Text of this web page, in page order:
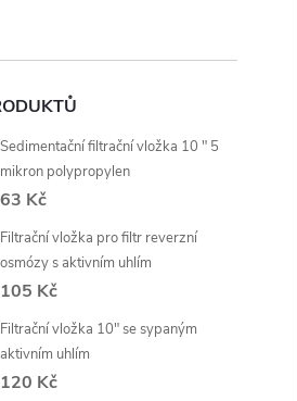
Sedimentační filtrační vložka 10 " 5
mikron polypropylen
63 Kč
Filtrační vložka pro filtr reverzní
osmózy s aktivním uhlím
105 Kč
Filtrační vložka 10" se sypaným
aktivním uhlím
120 Kč
Čtyřcestný ventil 1/4"
238,84 Kč bez DPH
289 Kč
Skladem
DO KOŠÍKU